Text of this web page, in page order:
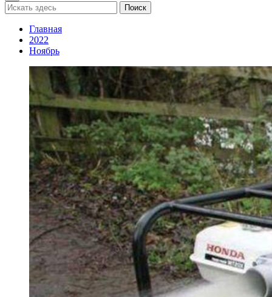
Поиск
Главная
2022
Ноябрь